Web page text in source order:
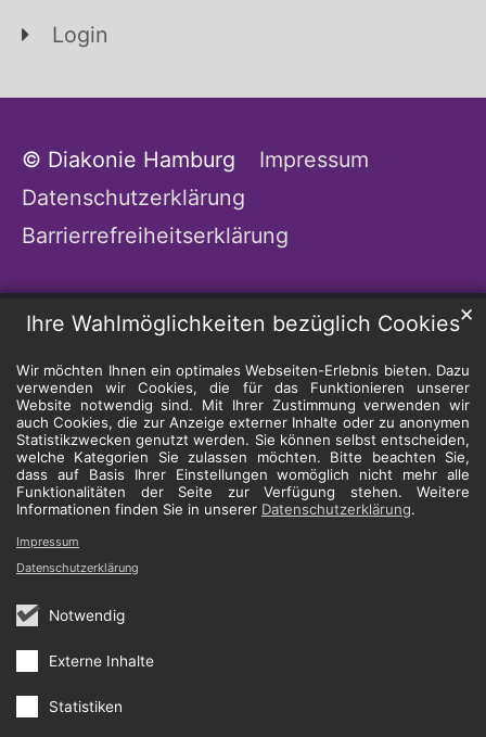
Ihre Wahlmöglichkeiten bezüglich Cookies
Wir möchten Ihnen ein optimales Webseiten-Erlebnis bieten. Dazu
verwenden wir Cookies, die für das Funktionieren unserer
Website notwendig sind. Mit Ihrer Zustimmung verwenden wir
auch Cookies, die zur Anzeige externer Inhalte oder zu anonymen
Statistikzwecken genutzt werden. Sie können selbst entscheiden,
welche Kategorien Sie zulassen möchten. Bitte beachten Sie,
dass auf Basis Ihrer Einstellungen womöglich nicht mehr alle
Funktionalitäten der Seite zur Verfügung stehen. Weitere
Informationen finden Sie in unserer Datenschutzerklärung.
Notwendig
Externe Inhalte
Statistiken
✕
Impressum
Datenschutzerklärung
Login
© Diakonie Hamburg
Impressum
Datenschutzerklärung
Barrierrefreiheitserklärung